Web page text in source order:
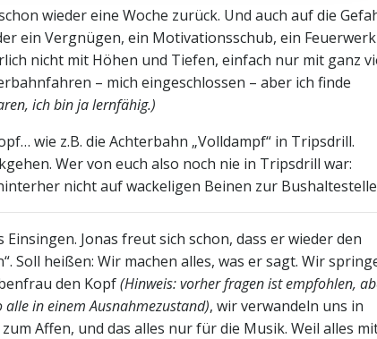
wieder eine Woche zurück. Und auch auf die
ein Vergnügen, ein Motivationsschub, ein Feuerwerk
nicht mit Höhen und Tiefen, einfach nur mit ganz
– mich eingeschlossen – aber ich finde
ich bin ja lernfähig.)
wie z.B. die Achterbahn „Volldampf“ in Tripsdrill.
Wer von euch also noch nie in Tripsdrill war:
nicht auf wackeligen Beinen zur
Jonas freut sich schon, dass er wieder den
Soll heißen: Wir machen alles, was er sagt. Wir
den Kopf(Hinweis: vorher fragen ist empfohlen,
in einem Ausnahmezustand), wir verwandeln uns in
Affen, und das alles nur für die Musik. Weil alles